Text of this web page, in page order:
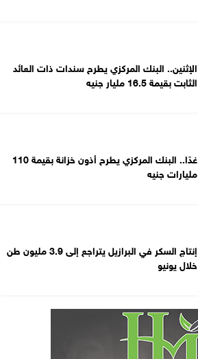
الإثنين.. البنك المركزي يطرح سندات ذات العائد
الثابت بقيمة 16.5 مليار جنيه
غدًا.. البنك المركزي يطرح أذون خزانة بقيمة 110
مليارات جنيه
إنتاج السكر في البرازيل يتراجع إلى 3.9 مليون طن
خلال يونيو